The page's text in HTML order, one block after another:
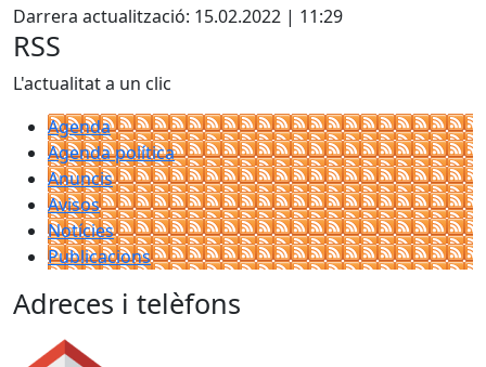
Darrera actualització: 15.02.2022 | 11:29
RSS
L'actualitat a un clic
Agenda
Agenda política
Anuncis
Avisos
Notícies
Publicacions
Adreces i telèfons